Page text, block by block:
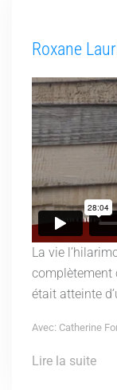
Roxane
La vie
complètement
était atteinte
Avec: Catherine
Lire la suite